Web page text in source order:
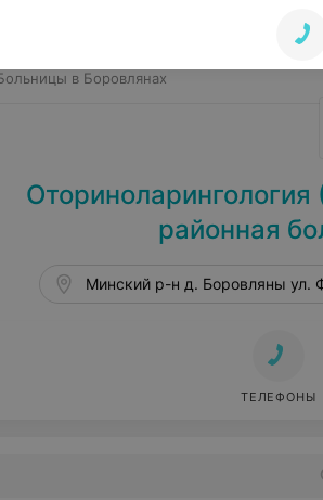
в Боровлянах
районная
Минский р-н д. Боровляны ул.
ТЕЛЕФОНЫ